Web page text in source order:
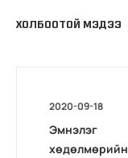
ХОЛБООТОЙ МЭДЭЭ
2020-09-18
Эмнэлэг
хөдөлмөрийн